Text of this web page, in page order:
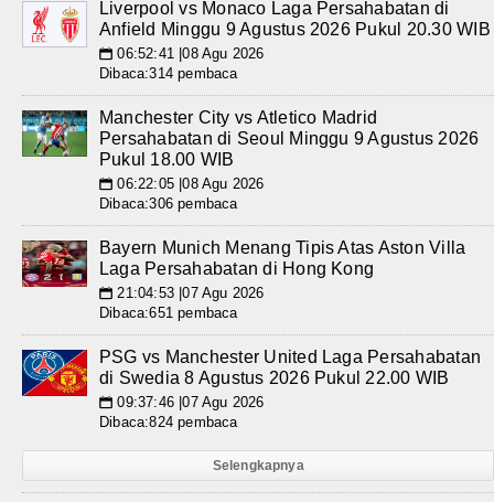
Liverpool vs Monaco Laga Persahabatan di
Anfield Minggu 9 Agustus 2026 Pukul 20.30 WIB
📅 06:52:41 |08 Agu 2026
Dibaca:314 pembaca
Manchester City vs Atletico Madrid
Persahabatan di Seoul Minggu 9 Agustus 2026
Pukul 18.00 WIB
📅 06:22:05 |08 Agu 2026
Dibaca:306 pembaca
Bayern Munich Menang Tipis Atas Aston Villa
Laga Persahabatan di Hong Kong
📅 21:04:53 |07 Agu 2026
Dibaca:651 pembaca
PSG vs Manchester United Laga Persahabatan
di Swedia 8 Agustus 2026 Pukul 22.00 WIB
📅 09:37:46 |07 Agu 2026
Dibaca:824 pembaca
Selengkapnya